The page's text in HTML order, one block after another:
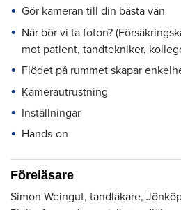
Gör kameran till din bästa vän
När bör vi ta foton?
mot patient, tandtekniker,
Flödet på rummet skapar
Kamerautrustning
Inställningar
Hands-on
Föreläsare
Simon Weingut, tandläkare,